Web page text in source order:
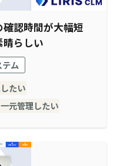
認時間が大幅短
らしい
ム
たい
元管理したい